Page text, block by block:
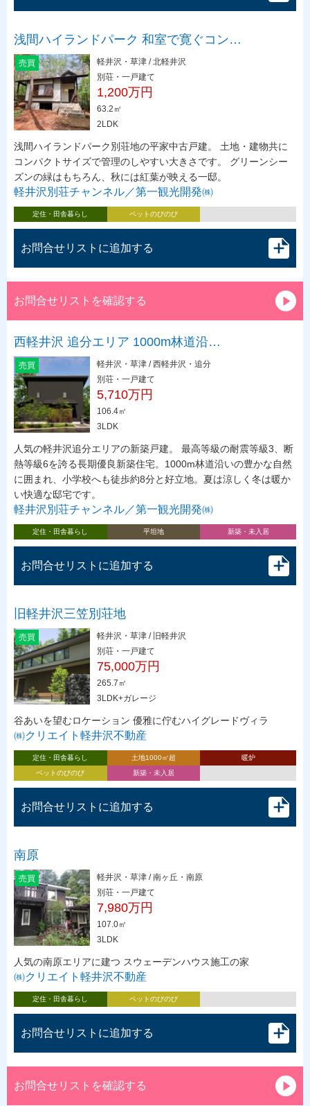
浅間ハイランドパーク 和室で寛ぐコン…
売買
軽井沢・草津 / 北軽井沢
別荘・一戸建て
1,200万円
63.2㎡
2LDK
浅間ハイランドパーク別荘地の平家中古戸建。 土地・建物共に
コンパクトサイズで管理のしやすい大きさです。 グリーンシー
ズンの緑はもちろん、秋には紅葉が映える一邸。
軽井沢別荘チャンネル／第一観光開発㈱
定住・田舎暮らし ペットのびのび
お問合せリストに追加する
お問合せリストを確認する
西軽井沢 追分エリア 1000m林道沿…
売買
軽井沢・草津 / 西軽井沢・追分
別荘・一戸建て
5,710万円
106.4㎡
3LDK
人気の軽井沢追分エリアの新築戸建。 最高等級の耐震等級3、断
熱等級6を誇る長期優良新築住宅。1000m林道沿いの豊かな自然
に囲まれ、小学校へも徒歩約8分と好立地。夏は涼しく冬は暖か
い快適な邸宅です。
軽井沢別荘チャンネル／第一観光開発㈱
定住・田舎暮らし 平坦地 新築・未入居
お問合せリストに追加する
旧軽井沢三笠別荘地
売買
軽井沢・草津 / 旧軽井沢
別荘・一戸建て
75,000万円
265.7㎡
3LDK+ガレージ
谷あいを望むロケーション 優雅に佇むハイグレードヴィラ
㈱クリエイト軽井沢不動産
定住・田舎暮らし 土地1000㎡超
暖炉
ペットのびのび
新築・未入居
お問合せリストに追加する
南原
売買
軽井沢・草津 / 南ヶ丘・南原
別荘・一戸建て
7,980万円
107.0㎡
3LDK
人気の南原エリアに建つ スウェーデンハウス施工の家
㈱クリエイト軽井沢不動産
定住・田舎暮らし ペットのびのび
お問合せリストに追加する
お問合せリストを確認する